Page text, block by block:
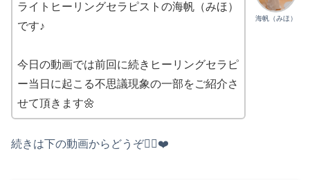
海帆（みほ）
ライトヒーリングセラピストの海帆（みほ）
です♪
今日の動画では前回に続きヒーリングセラピ
ー当日に起こる不思議現象の一部をご紹介さ
せて頂きます🌼
続きは下の動画からどうぞ💁‍♀️❤️